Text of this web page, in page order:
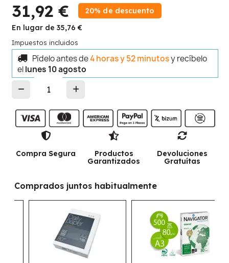
31,92 €
20% de descuento
En lugar de 35,76 €
Impuestos incluidos
Pídelo antes de4 horas y 52 minutosy recíbelo
ellunes 10 agosto
Compra Segura
Productos
Garantizados
Devoluciones
Gratuítas
Comprados juntos habitualmente